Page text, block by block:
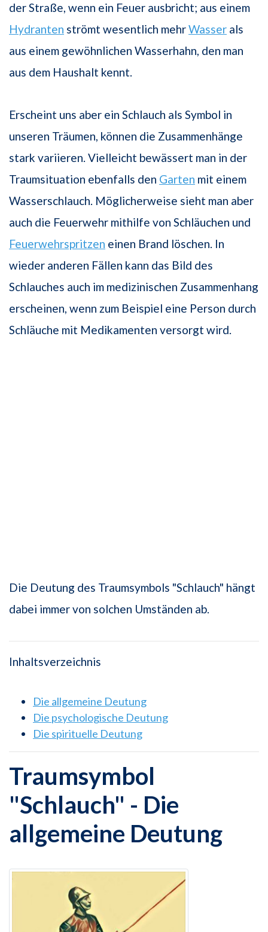
der Straße, wenn ein Feuer ausbricht; aus einem
Hydranten strömt wesentlich mehrWasser als
aus einem gewöhnlichen Wasserhahn, den man
aus dem Haushalt kennt.
Erscheint uns aber ein Schlauch als Symbol in
unseren Träumen, können die Zusammenhänge
stark variieren. Vielleicht bewässert man in der
Traumsituation ebenfalls den Garten mit einem
Wasserschlauch. Möglicherweise sieht man aber
auch die Feuerwehr mithilfe von Schläuchen und
Feuerwehrspritzen einen Brand löschen. In
wieder anderen Fällen kann das Bild des
Schlauches auch im medizinischen Zusammenhang
erscheinen, wenn zum Beispiel eine Person durch
Schläuche mit Medikamenten versorgt wird.
Die Deutung des Traumsymbols "Schlauch" hängt
dabei immer von solchen Umständen ab.
Inhaltsverzeichnis
Die allgemeine Deutung
Die psychologische Deutung
Die spirituelle Deutung
Traumsymbol
"Schlauch" - Die
allgemeine Deutung